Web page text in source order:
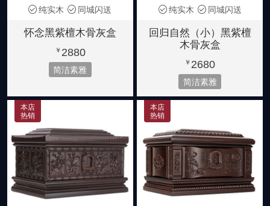
纯实木 同城闪送
怀念黑紫檀木骨灰盒
￥ 2880
简洁素雅
纯实木 同城闪送
回归自然（小）黑紫檀
木骨灰盒
￥ 2680
简洁素雅
本店
热销
本店
热销